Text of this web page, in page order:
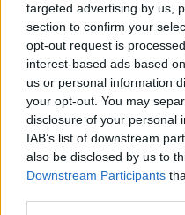
targeted advertising by us,
section to confirm your
opt-out request is
interest-based ads based
us or personal information
your opt-out. You may
disclosure of your personal
IAB’s list of downstream
also be disclosed by us to
Downstream Participants
Προηγούμενο άρθρο
Κρήτη: Τράγος εισέβαλε σε
μπορούσε να βγει (Βίντεο)